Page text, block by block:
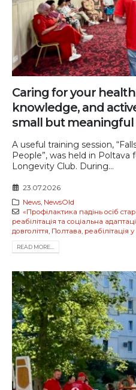
Caring for your
knowledge, and
small but meaningful
A useful training session,
People”, was held in
Longevity Club. During...
23.07.2026
News, NewsOld
«Профілактика падінь осіб
реабілітація та соціальна
довголіття Полтава реабілітація
READ MORE...